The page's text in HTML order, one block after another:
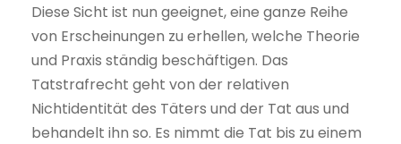
Diese Sicht ist nun geeignet, eine ganze Reihe
von Erscheinungen zu erhellen, welche Theorie
und Praxis ständig beschäftigen. Das
Tatstrafrecht geht von der relativen
Nichtidentität des Täters und der Tat aus und
behandelt ihn so. Es nimmt die Tat bis zu einem